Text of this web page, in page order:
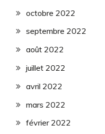
octobre 2022
septembre 2022
août 2022
juillet 2022
avril 2022
mars 2022
février 2022